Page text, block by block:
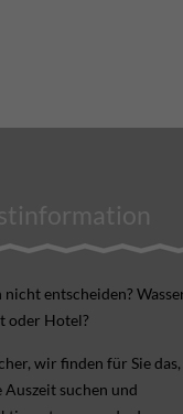
nicht ent­scheiden?
oder Hotel?
wir finden für Sie das,
Aus­zeit suchen und